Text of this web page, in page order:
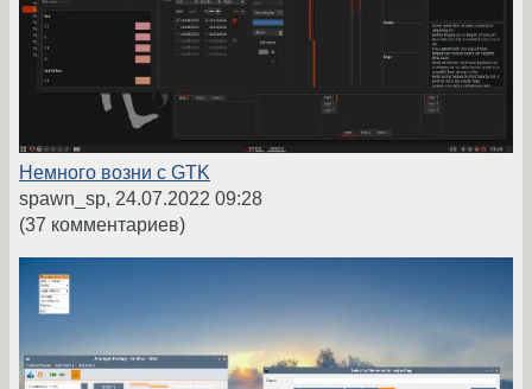
Немного возни с GTK
spawn_sp, 24.07.2022 09:28
(37 комментариев)